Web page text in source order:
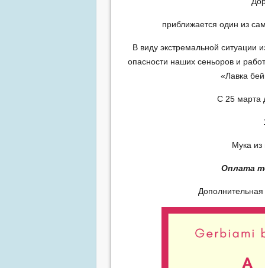
приближается один из
В виду экстремальной ситуации
опасности наших сеньоров и
«Лавка
С 25 марта
Мука
Оплата